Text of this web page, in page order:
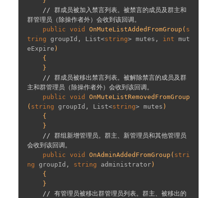
// 群成员被加入禁言列表。被禁言的成员及群主和
群管理员（除操作者外）会收到该回调。
public void OnMuteListAddedFromGroup ( s
tring groupId, List<string> mutes, int mut
eExpire )
{
// 群成员被移出禁言列表。被解除禁言的成员及群
主和群管理员（除操作者外）会收到该回调。
public void
OnMuteListRemovedFromGroup
( string groupId, List<string> mutes )
{
// 群组新增管理员。群主、新管理员和其他管理员
会收到该回调。
public void OnAdminAddedFromGroup ( stri
ng groupId, string administrator )
{
// 有管理员被移出群管理员列表。群主、被移出的